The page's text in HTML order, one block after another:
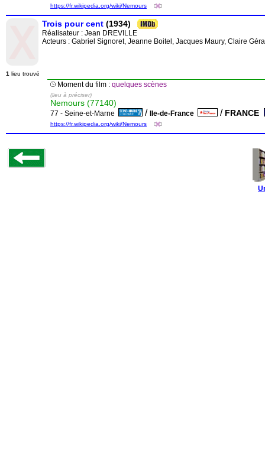
https://fr.wikipedia.org/wiki/Nemours
Trois pour cent (1934)
Réalisateur : Jean DREVILLE
Acteurs : Gabriel Signoret, Jeanne Boitel, Jacques Maury, Claire
1 lieu trouvé
Moment du film : quelques scènes
(lieu à préciser)
Nemours (77140)
77 - Seine-et-Marne / Ile-de-France / FRANCE
https://fr.wikipedia.org/wiki/Nemours